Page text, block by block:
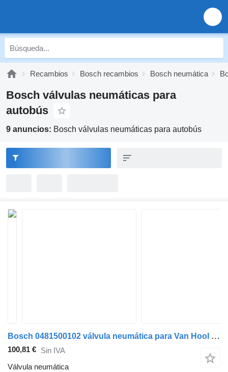
Recambios Bosch recambios Bosch neumática
Bosch válvulas neumáticas para
autobús
9 anuncios: Bosch válvulas neumáticas para autobús
Bosch 0481500102 válvula neumática para Van Hool T-serie (1987-) autobús
100,81 € Sin IVA
Válvula neumática